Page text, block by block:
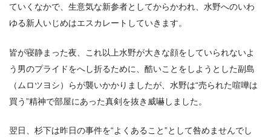
ていくなかで、生意気な新参者としてからかわれ、水野へのいわ
ゆる新人いじめはエスカレートしていきます。
皆が寝静まった夜、これ以上水野が大きな顔をしていられないよ
う男のプライドをへし折るために、酷いことをしようとした副島
（ムロツヨシ）らが襲いかかりましたが、水野は“売られた喧嘩は
買う”精神で部屋にあった真剣を抜き威嚇しました。
翌日、杉下は昨日の事件を“よくあること”として咎めませんでし